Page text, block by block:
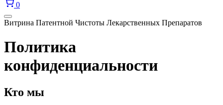
0
Витрина Патентной Чистоты Лекарственных Препаратов
Политика
конфиденциальности
Кто мы